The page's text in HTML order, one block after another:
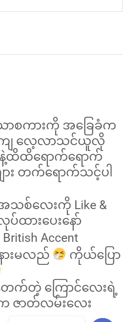
ာစကားကို အခြေခံက
ကျ လေ့လာသင်ယူလို
နဲ့ထိထိရောက်ရောက်
း တက်ရောက်သင့်ပါ
အသစ်လေးကို Like &
ပ်ထားပေးနော်
British Accent
ားမလည်
ကိုယ်ပြော
တက်တဲ့ ကြောင်လေးရဲ့
ဇာတ်လမ်းလေး